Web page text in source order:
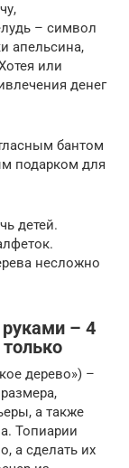
– символ
апельсина,
или
денег
бантом
подарком для
детей.
несложно
– 4
дерево») –
а также
Топиарии
а сделать их